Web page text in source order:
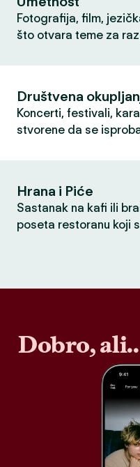
Fotografija, film,
što otvara teme za
Društvena
Koncerti, festivali,
stvorene da se
Hrana i Piće
Sastanak na kafi ili
poseta restoranu koji
Dobro, ali..